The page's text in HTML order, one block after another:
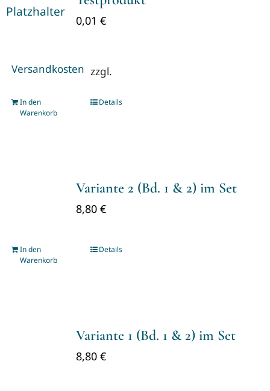
0,01 €
zzgl.
Versandkosten
In den
Warenkorb
Details
Variante 2 (Bd. 1 & 2) im Set
8,80 €
In den
Warenkorb
Details
Variante 1 (Bd. 1 & 2) im Set
8,80 €